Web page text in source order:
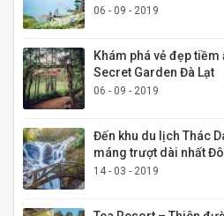
06 - 09 - 2019
Khám phá vẻ đẹp
Secret Garden Đà Lạt
06 - 09 - 2019
Đến khu du lịch Thác
máng trượt dài nhất
14 - 03 - 2019